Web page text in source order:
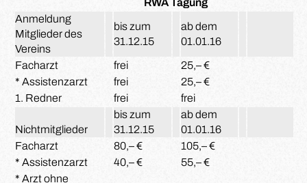
RWA Tagung
Anmeldung
Mitglieder des
Vereins
bis zum
31.12.15
ab dem
01.01.16
Facharzt frei
25,– €
* Assistenzarzt
frei
25,– €
1. Redner
frei frei
Nichtmitglieder
bis zum
31.12.15
ab dem
01.01.16
Facharzt
80,– €
105,– €
* Assistenzarzt
40,– €
55,– €
* Arzt ohne